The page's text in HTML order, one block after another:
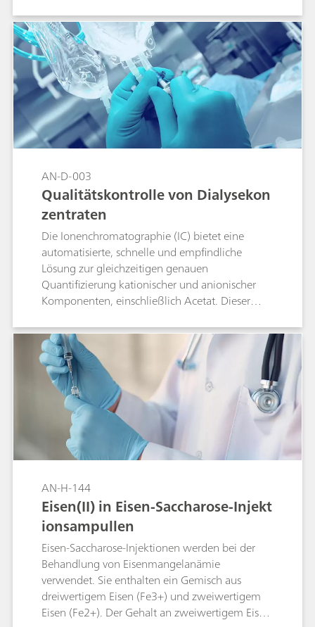
um Hypophosphatämie bei Patienten mit
eingeschränkter oraler Aufnahme entweder zu
verhindern oder zu korrigieren.
Ionenchromatographie (IC) mit unterdrückter
Leitfähigkeitsdetektion ist die standardisierte
Methode zur genauen Quantifizierung von
Natrium in diesen Lösungen.
AN-D-003
Qualitätskontrolle von Dialysekon
zentraten
Die Ionenchromatographie (IC) bietet eine
automatisierte, schnelle und empfindliche
Lösung zur gleichzeitigen genauen
Quantifizierung kationischer und anionischer
Komponenten, einschließlich Acetat. Dieser
wirtschaftlichen Alternative zu herkömmlichen
Techniken zur Qualitätskontrolle
pharmazeutischer Lösungen wie
Hämodialysekonzentrate.
Benutzerfreundlichkeit, Genauigkeit und der
hohe Durchsatz von IC steigern die Produktivität
und erfüllen die Anforderungen moderner
Routine- und Forschungslabore.
AN-H-144
Eisen(II) in Eisen-Saccharose-Injekt
ionsampullen
Eisen-Saccharose-Injektionen werden bei der
Behandlung von Eisenmangelanämie
verwendet. Sie enthalten ein Gemisch aus
dreiwertigem Eisen (Fe3+) und zweiwertigem
Eisen (Fe2+). Der Gehalt an zweiwertigem Eisen